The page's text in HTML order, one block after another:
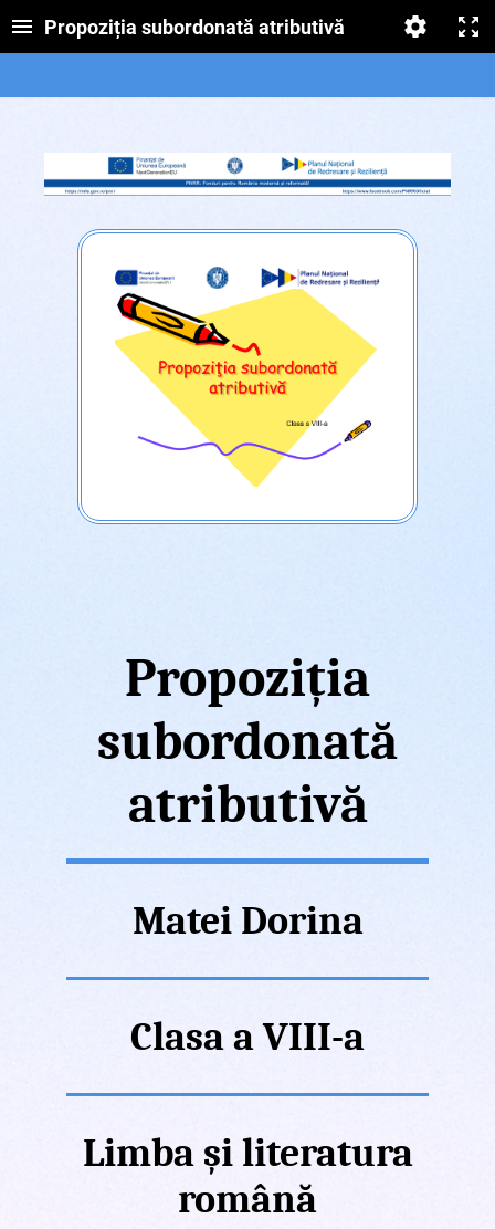
Propoziția subordonată atributivă
Propoziția
subordonată
atributivă
Matei Dorina
Clasa a VIII-a
Limba și literatura
română